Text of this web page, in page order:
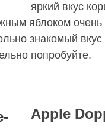
яркий вкус
яблоком очень
знакомый
попробуйте.
Apple